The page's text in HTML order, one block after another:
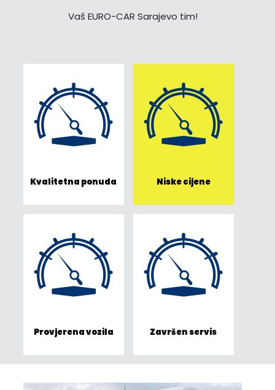
Vaš EURO-CAR Sarajevo tim!
Kvalitetna ponuda Niske cijene
Provjerena vozila Završen servis